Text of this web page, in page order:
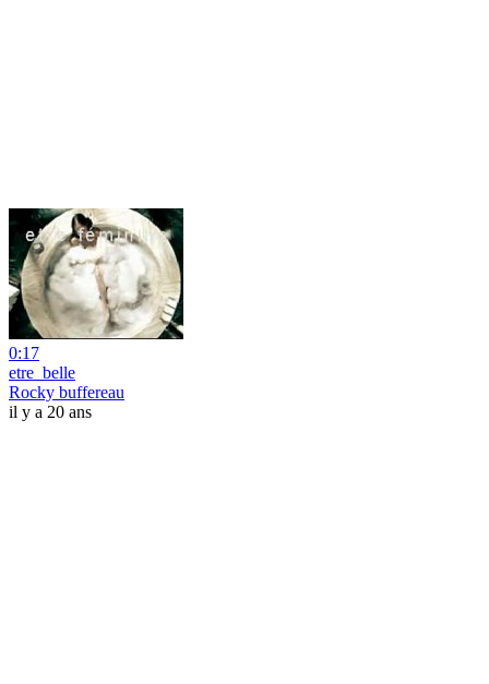
0:17
etre_belle
Rocky buffereau
il y a 20 ans